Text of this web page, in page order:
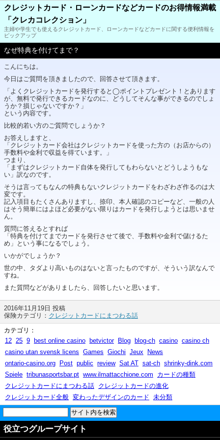
クレジットカード・ローンカードなどカードのお得情報満載
「クレカコレクション」
主婦や学生でも使えるクレジットカード、ローンカードなどカードに関する便利情報を
ピックアップ
なぜ特典を付けてまで？
こんにちは。
今日はご質問を頂きましたので、回答させて頂きます。
「よくクレジットカードを発行すると◯ポイントプレゼント！とあります
が、無料で発行できるカードなのに、どうしてそんな事ができるのでしょ
うか？損じゃないですか？」
という内容です。
比較的若い方のご質問でしょうか？
お答えしますと、
「クレジットカード会社はクレジットカードを使った方の（お店からの）
手数料や金利で収益を得ています。」
つまり、
「まずはクレジットカード自体を発行してもわらないとどうしようもな
い」訳なのです。
そうは言ってもなんの特典もないクレジットカードをわざわざ作るのは大
変です。
記入項目もたくさんありますし、捺印、本人確認のコピーなど、一般の人
はそう簡単にはよほど必要がない限りはカードを発行しようとは思いませ
ん。
質問に答えるとすれば
「特典を付けてまでカードを発行させて後で、手数料や金利で儲けるた
め」という事になるでしょう。
いかがでしょうか？
世の中、タダより高いものはないと言ったものですが、そういう訳なんで
すね。
また質問などがありましたら、回答したいと思います。
2016年11月19日 投稿
保険カテゴリ： クレジットカードにまつわる話
カテゴリ：
12 25 9 best online casino betvictor Blog blog-ch casino casino ch
casino utan svensk licens Games Giochi Jeux
News
ontario-casino.org
Post public review Sat AT sat-ch shrinky-dink.com
Spiele tribunasportsbar.pt www.ilmattacchione.com
カードの種類
クレジットカードにまつわる話 クレジットカードの進化
クレジットカード全般 変わったデザインのカード 未分類
役立つグループサイト